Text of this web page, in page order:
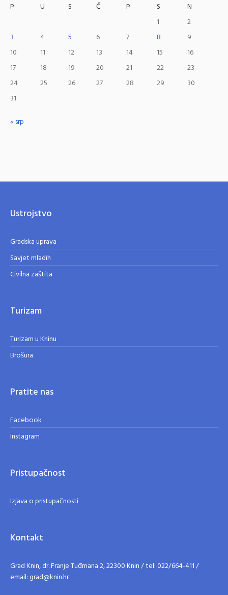
P
U S Č P S
N
1
2
3
4 5 6 7 8
9
10
11 12 13 14 15
16
17
18 19 20 21 22
23
24
25 26 27 28 29
30
31
« srp
Ustrojstvo
Gradska uprava
Savjet mladih
Civilna zaštita
Turizam
Turizam u Kninu
Brošura
Pratite nas
Facebook
Instagram
Pristupačnost
Izjava o pristupačnosti
Kontakt
Grad Knin, dr. Franje Tuđmana 2, 22300 Knin / tel: 022/664-411 /
email: grad@knin.hr